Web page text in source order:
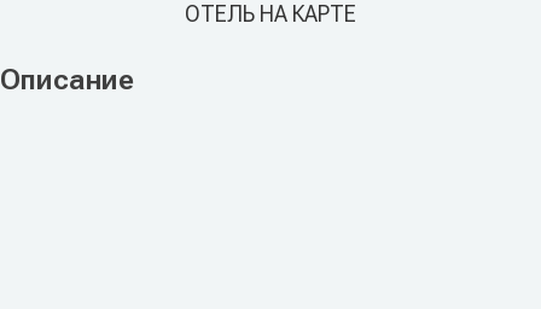
ОТЕЛЬ НА КАРТЕ
Описание